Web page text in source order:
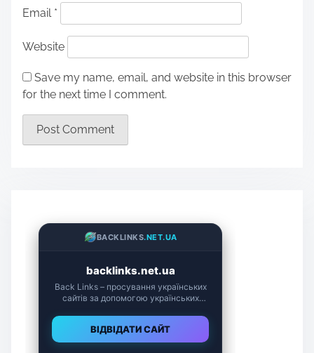
Email *
Website
Save my name, email, and website in this browser
for the next time I comment.